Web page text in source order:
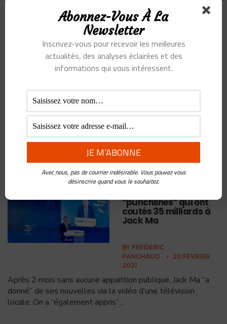
Ne pas mourir de faim
face au tsunami
démographique
Asiatique
La démographie est de loin
l’indicateur le plus
mésestimé dans nos analyses sur le futur. Et pourtant,
même si elle est incertaine, les tendances qu’elle nous
“punchlines” qui ont
coutés 35 milliards à
Jack Ma
BY FREDERIC
PANCHAUD
•
20 FÉVRIER
2021
Après 2 mois sans aucune apparition publique, Jack Ma “a
donné” de ses nouvelles via la vidéo d’une télévision
locale. On a “également appris”...
Abonnez-Vous À La
Newsletter
Inscrivez-vous pour recevoir les meilleures
actualités, des analyses éclairées et des
informations qui vous intéressent.
Avec nous, pas de courrier indésirable. Vous pouvez vous
désinscrire quand vous le souhaitez.